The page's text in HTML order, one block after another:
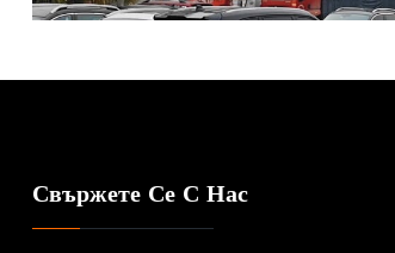
Свържете Се С Нас